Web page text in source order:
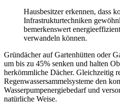
Hausbesitzer erkennen, dass
Infrastrukturtechniken
bemerkenswert
verwandeln können.
Gründächer auf Gartenhütten oder
um bis zu 45% senken und halten
herkömmliche Dächer. Gleichzeitig
Regenwassersammelsysteme den
Wasserpumpenergiebedarf und
natürliche Weise.